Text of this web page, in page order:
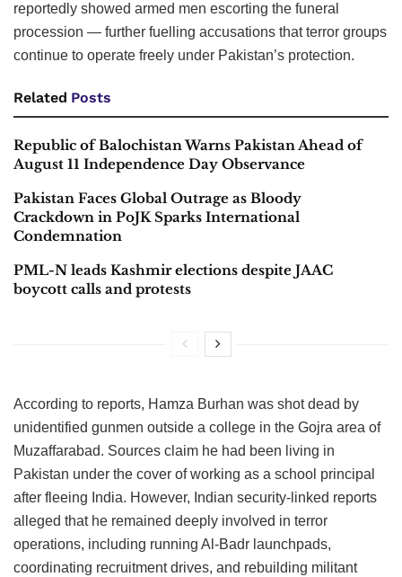
reportedly showed armed men escorting the funeral
procession — further fuelling accusations that terror groups
continue to operate freely under Pakistan’s protection.
Related Posts
Republic of Balochistan Warns Pakistan Ahead of
August 11 Independence Day Observance
Pakistan Faces Global Outrage as Bloody
Crackdown in PoJK Sparks International
Condemnation
PML-N leads Kashmir elections despite JAAC
boycott calls and protests
According to reports, Hamza Burhan was shot dead by
unidentified gunmen outside a college in the Gojra area of
Muzaffarabad. Sources claim he had been living in
Pakistan under the cover of working as a school principal
after fleeing India. However, Indian security-linked reports
alleged that he remained deeply involved in terror
operations, including running Al-Badr launchpads,
coordinating recruitment drives, and rebuilding militant